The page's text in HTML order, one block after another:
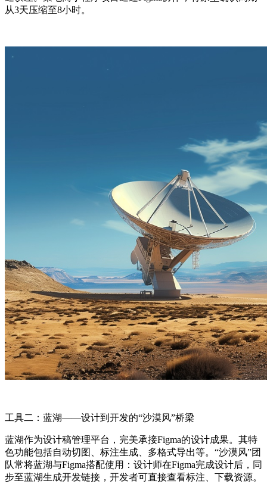
从3天压缩至8小时。
工具二：蓝湖——设计到开发的“沙漠风”桥梁
蓝湖作为设计稿管理平台，完美承接Figma的设计成果。其特
色功能包括自动切图、标注生成、多格式导出等。“沙漠风”团
队常将蓝湖与Figma搭配使用：设计师在Figma完成设计后，同
步至蓝湖生成开发链接，开发者可直接查看标注、下载资源。